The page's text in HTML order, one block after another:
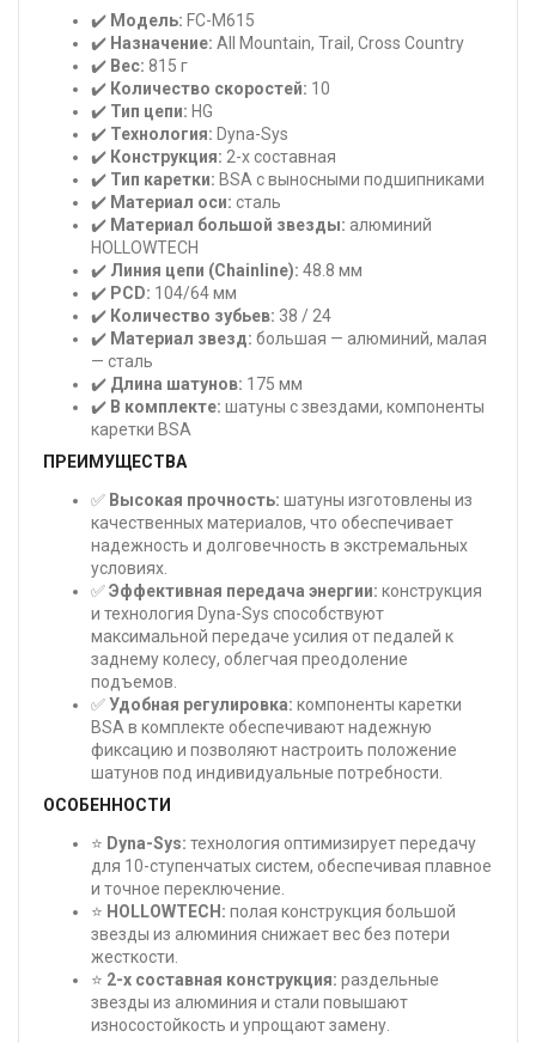
✔️ Модель: FC-M615
✔️ Назначение: All Mountain, Trail, Cross Country
✔️ Вес: 815 г
✔️ Количество скоростей: 10
✔️ Тип цепи: HG
✔️ Технология: Dyna-Sys
✔️ Конструкция: 2-х составная
✔️ Тип каретки: BSA с выносными подшипниками
✔️ Материал оси: сталь
✔️ Материал большой звезды: алюминий
HOLLOWTECH
✔️ Линия цепи (Chainline): 48.8 мм
✔️ PCD: 104/64 мм
✔️ Количество зубьев: 38 / 24
✔️ Материал звезд: большая — алюминий, малая
— сталь
✔️ Длина шатунов: 175 мм
✔️ В комплекте: шатуны с звездами, компоненты
каретки BSA
ПРЕИМУЩЕСТВА
✅ Высокая прочность: шатуны изготовлены из
качественных материалов, что обеспечивает
надежность и долговечность в экстремальных
условиях.
✅Эффективная передача энергии: конструкция
и технология Dyna-Sys способствуют
максимальной передаче усилия от педалей к
заднему колесу, облегчая преодоление
подъемов.
✅Удобная регулировка: компоненты каретки
BSA в комплекте обеспечивают надежную
фиксацию и позволяют настроить положение
шатунов под индивидуальные потребности.
ОСОБЕННОСТИ
⭐ Dyna-Sys: технология оптимизирует передачу
для 10-ступенчатых систем, обеспечивая плавное
и точное переключение.
⭐ HOLLOWTECH: полая конструкция большой
звезды из алюминия снижает вес без потери
жесткости.
⭐ 2-х составная конструкция: раздельные
звезды из алюминия и стали повышают
износостойкость и упрощают замену.